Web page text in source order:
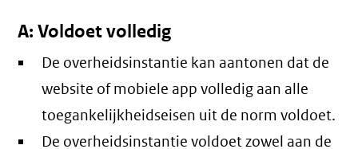
A: Voldoet volledig
De overheidsinstantie kan aantonen dat de
website of mobiele app volledig aan alle
toegankelijkheidseisen uit de norm voldoet.
De overheidsinstantie voldoet zowel aan de